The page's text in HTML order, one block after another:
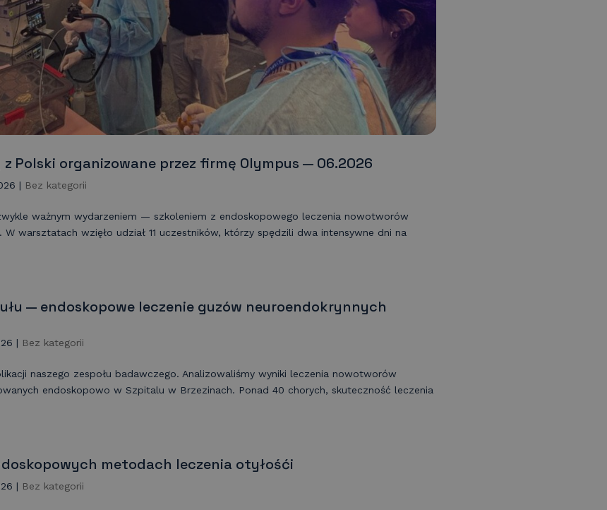
z Polski organizowane przez firmę Olympus — 06.2026
| Bez kategorii
ważnym wydarzeniem — szkoleniem z endoskopowego leczenia nowotworów
warsztatach wzięło udział 11 uczestników, którzy spędzili dwa intensywne dni na
— endoskopowe leczenie guzów neuroendokrynnych
| Bez kategorii
naszego zespołu badawczego. Analizowaliśmy wyniki leczenia nowotworów
endoskopowo w Szpitalu w Brzezinach. Ponad 40 chorych, skuteczność leczenia
metodach leczenia otyłośći
| Bez kategorii